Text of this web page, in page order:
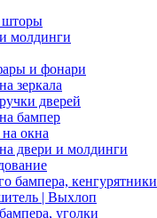
шторы
молдинги
и фонари
зеркала
дверей
бампер
окна
двери и молдинги
бампера, кенгурятники
| Выхлоп
уголки